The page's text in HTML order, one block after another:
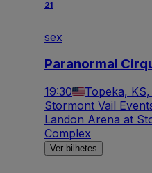
21
sex
Paranormal
19:30 Topeka,
Stormont Vail
Landon Arena at
Complex
Ver bilhetes